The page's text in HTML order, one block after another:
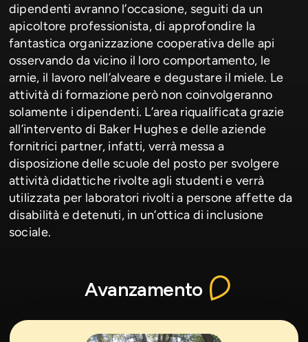
dipendenti avranno l’occasione, seguiti da un
apicoltore professionista, di approfondire la
fantastica organizzazione cooperativa delle api
osservando da vicino il loro comportamento, le
arnie, il lavoro nell’alveare e degustare il miele. Le
attività di formazione però non coinvolgeranno
solamente i dipendenti. L’area riqualificata grazie
all’intervento di Baker Hughes e delle aziende
fornitrici partner, infatti, verrà messa a
disposizione delle scuole del posto per svolgere
attività didattiche rivolte agli studenti e verrà
utilizzata per laboratori rivolti a persone affette da
disabilità e detenuti, in un’ottica di inclusione
sociale.
Avanzamento